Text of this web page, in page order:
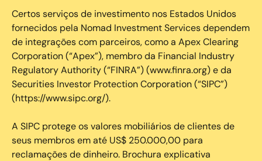
Certos serviços de investimento nos Estados Unidos
fornecidos pela Nomad Investment Services dependem
de integrações com parceiros, como a Apex Clearing
Corporation (“Apex”), membro da Financial Industry
Regulatory Authority (“FINRA”) (www.finra.org) e da
Securities Investor Protection Corporation (“SIPC”)
(https://www.sipc.org/).
A SIPC protege os valores mobiliários de clientes de
seus membros em até US$ 250.000,00 para
reclamações de dinheiro. Brochura explicativa